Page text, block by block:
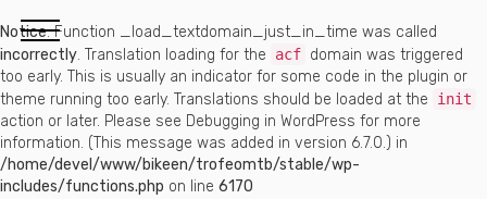
Notice: Function _load_textdomain_just_in_time was called
incorrectly. Translation loading for the acf domain was triggered
too early. This is usually an indicator for some code in the plugin or
theme running too early. Translations should be loaded at the
init
action or later. Please see Debugging in WordPress for more
information. (This message was added in version 6.7.0.) in
/home/devel/www/bikeen/trofeomtb/stable/wp-
includes/functions.php on line 6170